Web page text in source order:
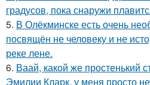
градусов, пока снаружи
5. В Олёкминске есть очень
посвящён не человеку и не
реке лене.
6. Ваай, какой же простенький
Эмилии Кларк, у меня просто